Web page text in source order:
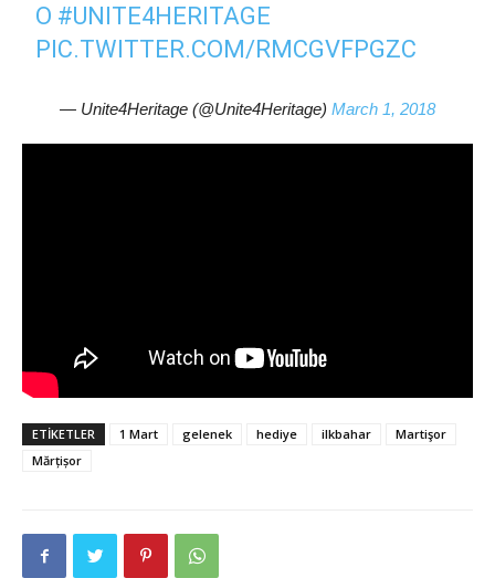
O #UNITE4HERITAGE
PIC.TWITTER.COM/RMCGVFPGZC
— Unite4Heritage (@Unite4Heritage) March 1, 2018
ETIKETLER 1 Mart gelenek hediye ilkbahar
Martişor
Mărțișor